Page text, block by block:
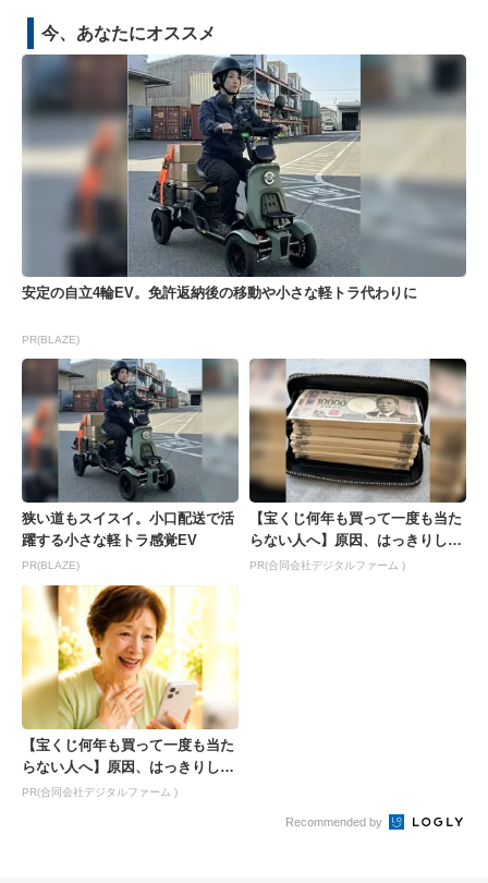
今、あなたにオススメ
安定の自立4輪EV。免許返納後の移動や小さな軽トラ代わりに
PR(BLAZE)
狭い道もスイスイ。小口配送で活
躍する小さな軽トラ感覚EV
PR(BLAZE)
【宝くじ何年も買って一度も当た
らない人へ】原因、はっきりして
ます
PR(合同会社デジタルファーム )
【宝くじ何年も買って一度も当た
らない人へ】原因、はっきりして
ます
PR(合同会社デジタルファーム )
Recommended by